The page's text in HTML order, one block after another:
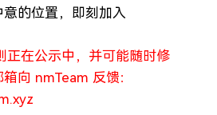
的位置，即刻加入
正在公示中，并可能随时修
向 nmTeam 反馈：